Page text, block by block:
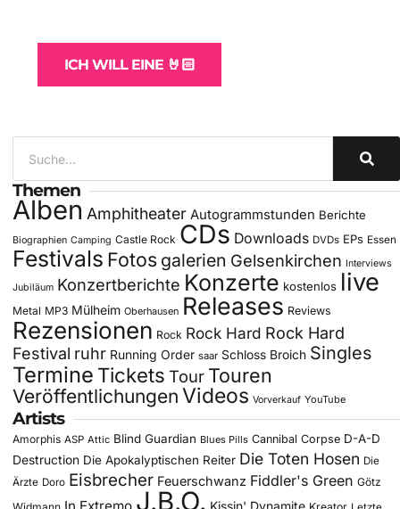
ICH WILL EINE 🤘🏻
Themen
Alben Amphitheater Autogrammstunden Berichte
Biographien Camping Castle Rock CDs Downloads DVDs EPs Essen
Festivals Fotos galerien Gelsenkirchen Interviews
Jubiläum Konzertberichte Konzerte kostenlos live
Metal MP3 Mülheim Oberhausen Releases Reviews
Rezensionen Rock Rock Hard Rock Hard
Festival ruhr Running Order saar Schloss Broich Singles
Termine Tickets Tour Touren
Veröffentlichungen Videos Vorverkauf YouTube
Artists
Amorphis ASP Attic Blind Guardian Blues Pills Cannibal Corpse D-A-D
Destruction Die Apokalyptischen Reiter Die Toten Hosen Die
Ärzte Doro Eisbrecher Feuerschwanz Fiddler's Green Götz
J.B.O.